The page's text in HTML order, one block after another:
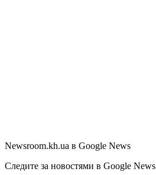
Newsroom.kh.ua в Google News
Следите за новостями в Google News